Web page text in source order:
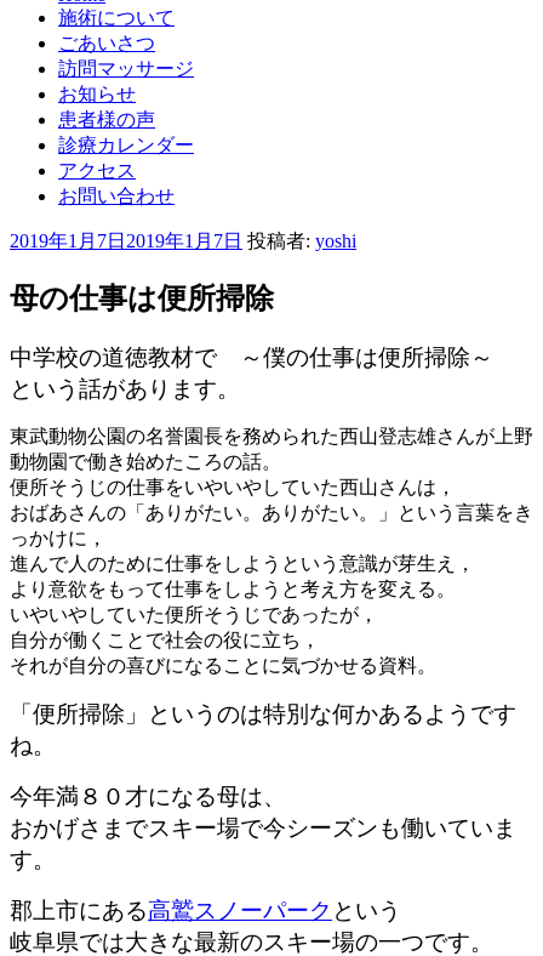
施術について
ごあいさつ
訪問マッサージ
お知らせ
患者様の声
診療カレンダー
アクセス
お問い合わせ
投
日:
2019年1月7日 2019年1月7日 投稿者: yoshi
母の仕事は便所掃除
中学校の道徳教材で ～僕の仕事は便所掃除～
という話があります。
東武動物公園の名誉園長を務められた西山登志雄さんが上野
動物園で働き始めたころの話。
便所そうじの仕事をいやいやしていた西山さんは，
おばあさんの「ありがたい。ありがたい。」という言葉をき
っかけに，
進んで人のために仕事をしようという意識が芽生え，
より意欲をもって仕事をしようと考え方を変える。
いやいやしていた便所そうじであったが，
自分が働くことで社会の役に立ち，
それが自分の喜びになることに気づかせる資料。
「便所掃除」というのは特別な何かあるようです
ね。
今年満８０才になる母は、
おかげさまでスキー場で今シーズンも働いていま
す。
郡上市にある高鷲スノーパーク という
岐阜県では大きな最新のスキー場の一つです。